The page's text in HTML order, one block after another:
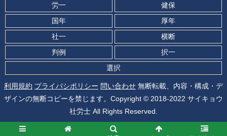
労一
健保
国年
厚年
社一
横断
判例
択一
選択
利用規約 プライバシポリシー 問い合わせ 無断転載、内容・構成・デ
ザインの無断コピーを禁じます。Copyright © 2018-2022 サイキョウ
社労士 All Rights Reserved.